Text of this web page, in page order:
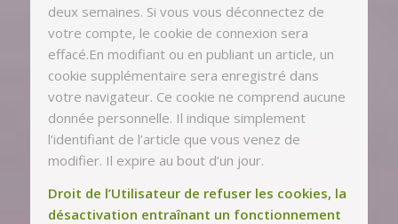
deux semaines. Si vous vous déconnectez de
votre compte, le cookie de connexion sera
effacé.En modifiant ou en publiant un article, un
cookie supplémentaire sera enregistré dans
votre navigateur. Ce cookie ne comprend aucune
donnée personnelle. Il indique simplement
l’identifiant de l’article que vous venez de
modifier. Il expire au bout d’un jour.
Droit de l’Utilisateur de refuser les cookies, la
désactivation entraînant un fonctionnement